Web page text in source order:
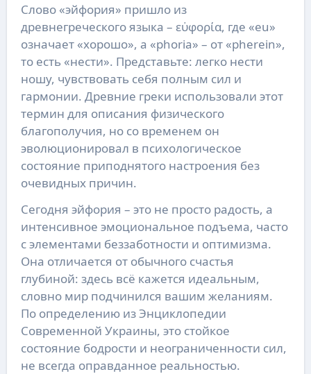
Слово «эйфория» пришло из
древнегреческого языка – εὐφορία, где «eu»
означает «хорошо», а «phoria» – от «pherein»,
то есть «нести». Представьте: легко нести
ношу, чувствовать себя полным сил и
гармонии. Древние греки использовали этот
термин для описания физического
благополучия, но со временем он
эволюционировал в психологическое
состояние приподнятого настроения без
очевидных причин.
Сегодня эйфория – это не просто радость, а
интенсивное эмоциональное подъема, часто
с элементами беззаботности и оптимизма.
Она отличается от обычного счастья
глубиной: здесь всё кажется идеальным,
словно мир подчинился вашим желаниям.
По определению из Энциклопедии
Современной Украины, это стойкое
состояние бодрости и неограниченности сил,
не всегда оправданное реальностью.